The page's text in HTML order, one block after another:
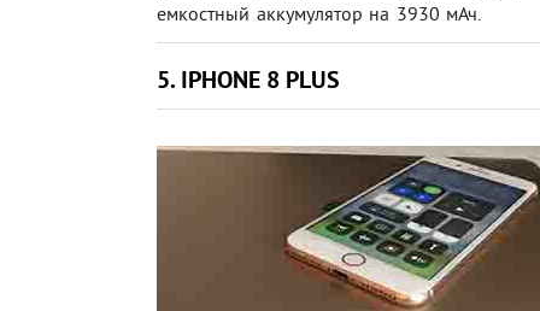
емкостный аккумулятор на 3930 мАч.
5. IPHONE 8 PLUS